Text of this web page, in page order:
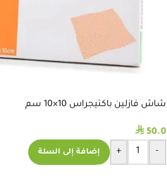
شاش فازلين باكتيجراس 10×10 سم
⃁50.0
-
+ إضافة إلى السلة